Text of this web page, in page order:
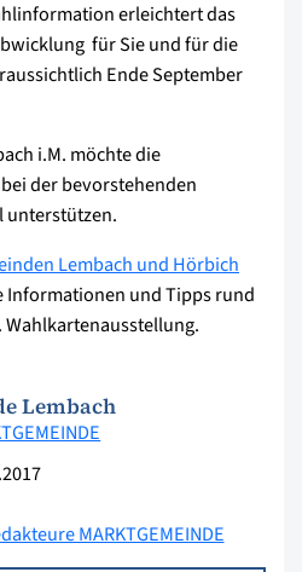
erleichtert das
 für Sie und für die
Ende September
i.M. möchte die
der bevorstehenden
unterstützen.
Lembach und Hörbich
Informationen und Tipps rund
Wahlkartenausstellung.
Lembach
MARKTGEMEINDE